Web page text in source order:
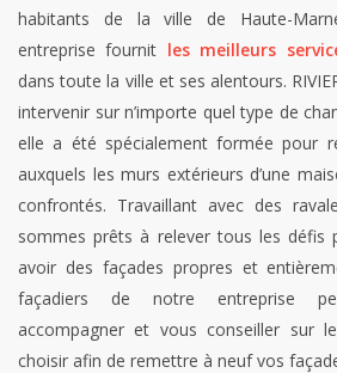
habitants de la ville de Haute-
entreprise fournit les meilleurs
dans toute la ville et ses alentours.
intervenir sur n’importe quel type de
elle a été spécialement formée pour
auxquels les murs extérieurs d’une
confrontés. Travaillant avec des
sommes prêts à relever tous les défis
avoir des façades propres et
façadiers de notre entreprise
accompagner et vous conseiller sur
choisir afin de remettre à neuf vos